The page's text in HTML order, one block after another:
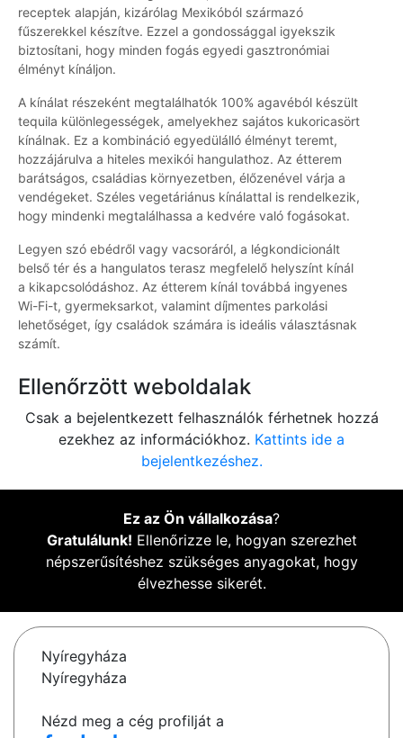
receptek alapján, kizárólag Mexikóból származó
fűszerekkel készítve. Ezzel a gondossággal igyekszik
biztosítani, hogy minden fogás egyedi gasztronómiai
élményt kínáljon.
A kínálat részeként megtalálhatók 100% agavéból készült
tequila különlegességek, amelyekhez sajátos kukoricasört
kínálnak. Ez a kombináció egyedülálló élményt teremt,
hozzájárulva a hiteles mexikói hangulathoz. Az étterem
barátságos, családias környezetben, élőzenével várja a
vendégeket. Széles vegetáriánus kínálattal is rendelkezik,
hogy mindenki megtalálhassa a kedvére való fogásokat.
Legyen szó ebédről vagy vacsoráról, a légkondicionált
belső tér és a hangulatos terasz megfelelő helyszínt kínál
a kikapcsolódáshoz. Az étterem kínál továbbá ingyenes
Wi-Fi-t, gyermeksarkot, valamint díjmentes parkolási
lehetőséget, így családok számára is ideális választásnak
számít.
Ellenőrzött weboldalak
Csak a bejelentkezett felhasználók férhetnek hozzá
ezekhez az információkhoz. Kattints ide a
bejelentkezéshez.
Ez az Ön vállalkozása?
Gratulálunk! Ellenőrizze le, hogyan szerezhet
népszerűsítéshez szükséges anyagokat, hogy
élvezhesse sikerét.
Nyíregyháza
Nyíregyháza
Nézd meg a cég profilját a